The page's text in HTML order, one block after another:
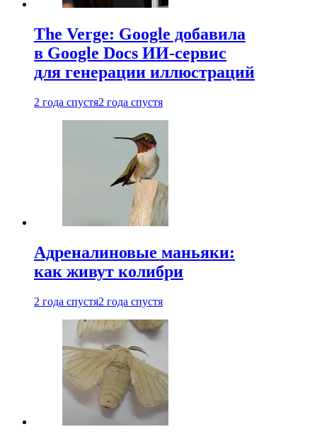
The Verge: Google добавила
в Google Docs ИИ-сервис
для генерации иллюстраций
2 года спустя2 года спустя
Адреналиновые маньяки:
как живут колибри
2 года спустя2 года спустя